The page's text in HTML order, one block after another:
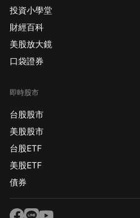
投資小學堂
財經百科
美股放大鏡
口袋證券
即時股市
台股股市
美股股市
台股ETF
美股ETF
債券